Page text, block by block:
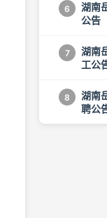
6
湖南
公告
7
湖南
工公
8
湖南
聘公